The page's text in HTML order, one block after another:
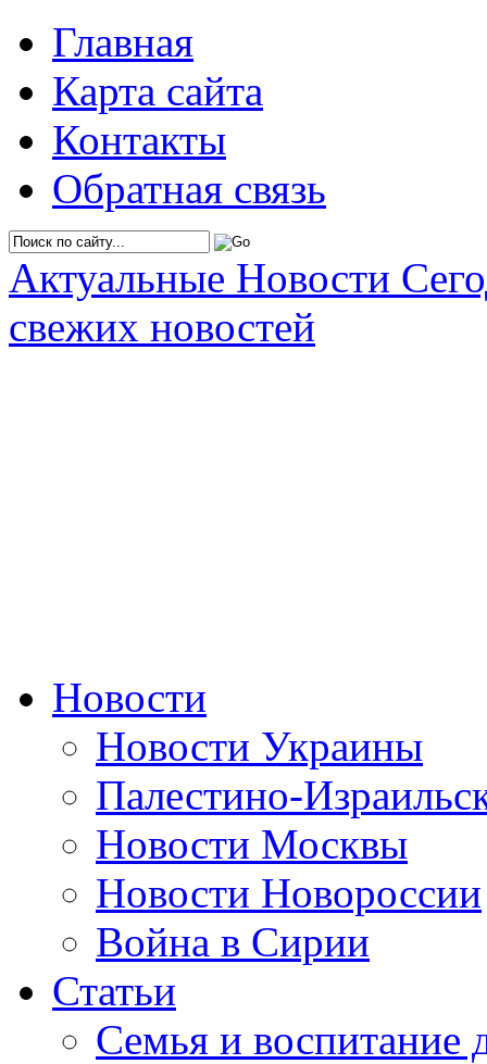
Главная
Карта сайта
Контакты
Обратная связь
Актуальные Новости
свежих новостей
Новости
Новости Украины
Палестино-
Новости Москвы
Новости Новороссии
Война в Сирии
Статьи
Семья и воспитание